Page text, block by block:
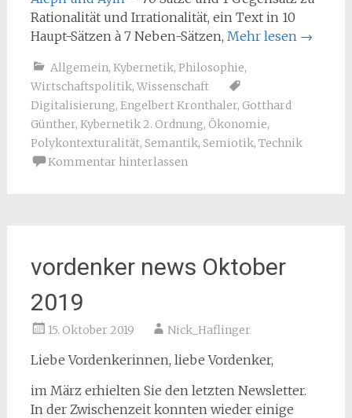
Rationalität und Irrationalität, ein Text in 10
Haupt-Sätzen à 7 Neben-Sätzen, Mehr lesen →
Allgemein, Kybernetik, Philosophie,
Wirtschaftspolitik, Wissenschaft
Digitalisierung, Engelbert Kronthaler, Gotthard
Günther, Kybernetik 2. Ordnung, Ökonomie,
Polykontexturalität, Semantik, Semiotik, Technik
Kommentar hinterlassen
vordenker news Oktober
2019
15. Oktober 2019 Nick_Haflinger
Liebe Vordenkerinnen, liebe Vordenker,
im März erhielten Sie den letzten Newsletter.
In der Zwischenzeit konnten wieder einige